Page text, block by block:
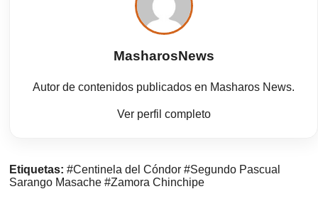
MasharosNews
Autor de contenidos publicados en Masharos News.
Ver perfil completo
Etiquetas: #Centinela del Cóndor#Segundo Pascual
Sarango Masache#Zamora Chinchipe